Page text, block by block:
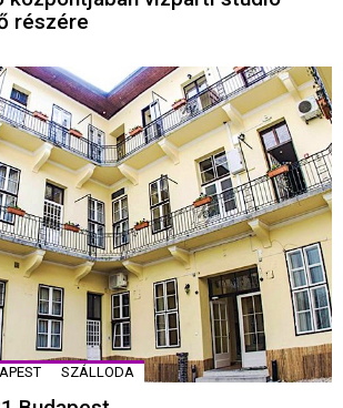
részére
SZÁLLODA